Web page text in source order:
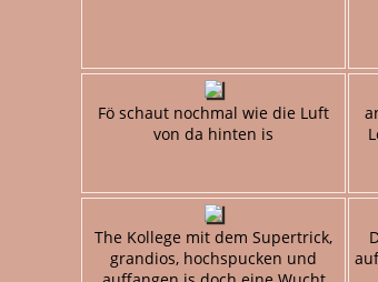
Fö schaut nochmal wie die Luft
von da hinten is
The Kollege mit dem Supertrick,
grandios, hochspucken und